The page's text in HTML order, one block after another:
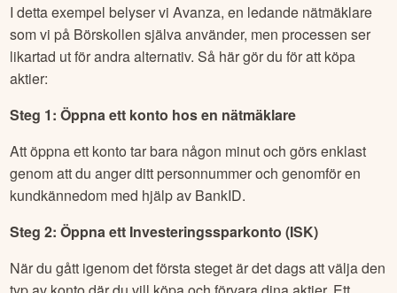
I detta exempel belyser vi Avanza, en ledande nätmäklare
som vi på Börskollen själva använder, men processen ser
likartad ut för andra alternativ. Så här gör du för att köpa
aktier:
Steg 1: Öppna ett konto hos en nätmäklare
Att öppna ett konto tar bara någon minut och görs enklast
genom att du anger ditt personnummer och genomför en
kundkännedom med hjälp av BankID.
Steg 2: Öppna ett Investeringssparkonto (ISK)
När du gått igenom det första steget är det dags att välja den